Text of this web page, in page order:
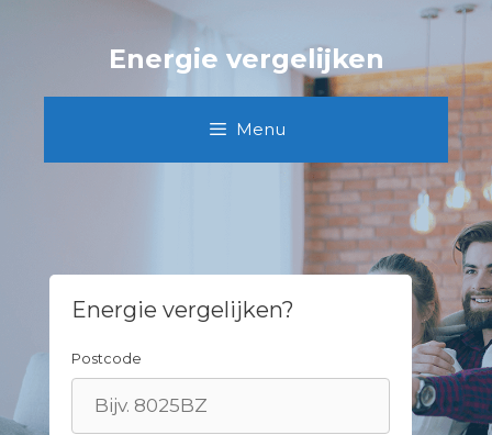
Energie vergelijken
Menu
Energie vergelijken?
Postcode